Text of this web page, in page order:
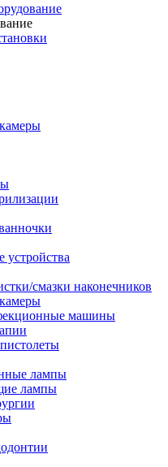
смазки наконечников
машины
лампы
лампы